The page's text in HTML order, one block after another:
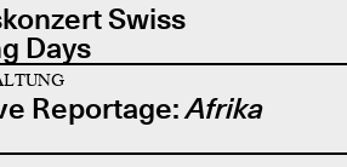
Swiss
Days
Reportage:Afrika